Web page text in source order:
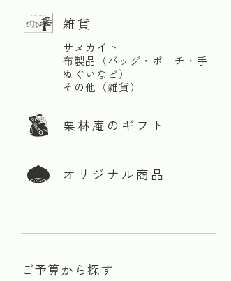
雑貨
サヌカイト
布製品（バッグ・ポーチ・手
ぬぐいなど）
その他（雑貨）
栗林庵のギフト
オリジナル商品
ご予算から探す